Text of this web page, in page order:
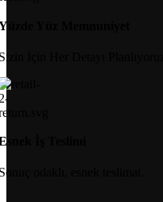
Yüz Memnuniyet
İçin Her Detayı Planlıyoruz.
İş Teslimi
odaklı, esnek teslimat.